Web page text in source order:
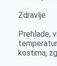
Zdravlje
Prehlade,
kostima,